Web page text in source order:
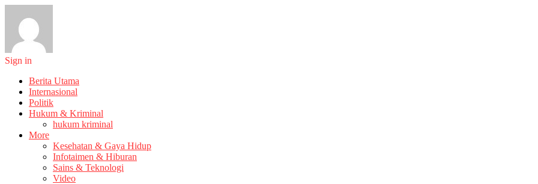
Sign in
Berita Utama
Internasional
Politik
Hukum & Kriminal
hukum kriminal
More
Kesehatan & Gaya Hidup
Infotaimen & Hiburan
Sains & Teknologi
Video